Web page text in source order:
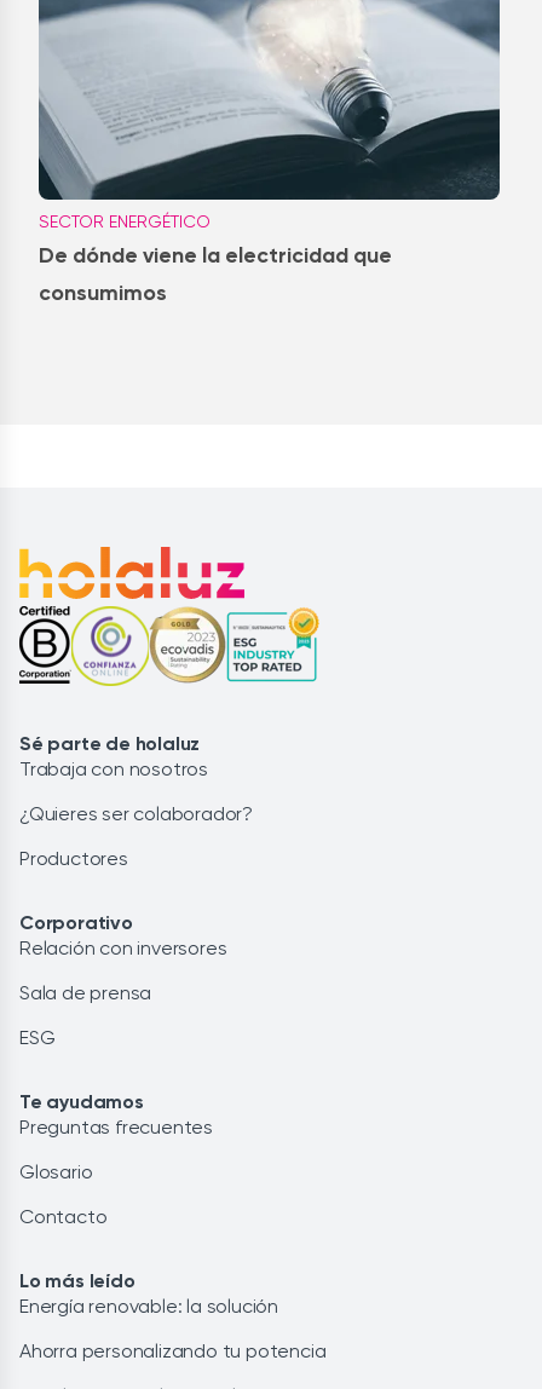
SECTOR ENERGÉTICO
De dónde viene la electricidad que
consumimos
Sé parte de holaluz
Trabaja con nosotros
¿Quieres ser colaborador?
Productores
Corporativo
Relación con inversores
Sala de prensa
ESG
Te ayudamos
Preguntas frecuentes
Glosario
Contacto
Lo más leído
Energía renovable: la solución
Ahorra personalizando tu potencia